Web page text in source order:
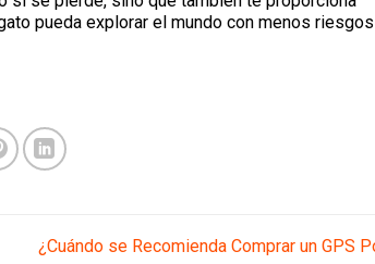
pueda explorar el mundo con menos
¿Cuándo se Recomienda Comprar un GPS